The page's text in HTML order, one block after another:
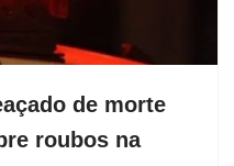
de morte
roubos na